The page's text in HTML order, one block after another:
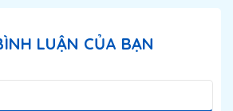
LUẬN CỦA BẠN